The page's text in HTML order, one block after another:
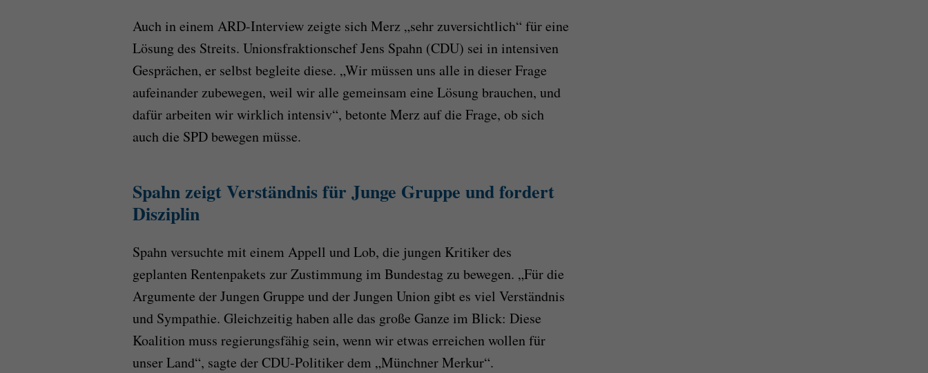
Auch in einem ARD-Interview zeigte sich Merz „sehr zuversichtlich“ für eine
Lösung des Streits. Unionsfraktionschef Jens Spahn (CDU) sei in intensiven
Gesprächen, er selbst begleite diese. „Wir müssen uns alle in dieser Frage
aufeinander zubewegen, weil wir alle gemeinsam eine Lösung brauchen, und
dafür arbeiten wir wirklich intensiv“, betonte Merz auf die Frage, ob sich
auch die SPD bewegen müsse.
Spahn zeigt Verständnis für Junge Gruppe und fordert
Disziplin
Spahn versuchte mit einem Appell und Lob, die jungen Kritiker des
geplanten Rentenpakets zur Zustimmung im Bundestag zu bewegen. „Für die
Argumente der Jungen Gruppe und der Jungen Union gibt es viel Verständnis
und Sympathie. Gleichzeitig haben alle das große Ganze im Blick: Diese
Koalition muss regierungsfähig sein, wenn wir etwas erreichen wollen für
unser Land“, sagte der CDU-Politiker dem „Münchner Merkur“.